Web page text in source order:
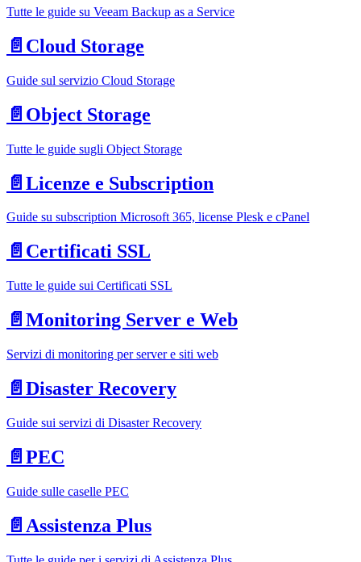
Tutte le guide su Veeam Backup as a Service
📄️ Cloud Storage
Guide sul servizio Cloud Storage
📄️ Object Storage
Tutte le guide sugli Object Storage
📄️ Licenze e Subscription
Guide su subscription Microsoft 365, license Plesk e cPanel
📄️ Certificati SSL
Tutte le guide sui Certificati SSL
📄️ Monitoring Server e Web
Servizi di monitoring per server e siti web
📄️ Disaster Recovery
Guide sui servizi di Disaster Recovery
📄️ PEC
Guide sulle caselle PEC
📄️ Assistenza Plus